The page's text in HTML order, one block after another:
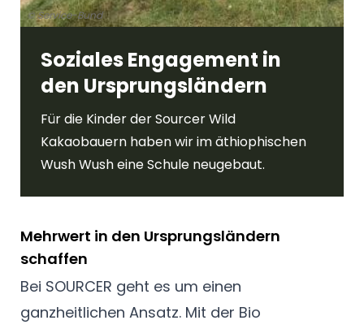
© Service-Bund
Soziales Engagement in
den Ursprungsländern
Für die Kinder der Sourcer Wild
Kakaobauern haben wir im äthiophischen
Wush Wush eine Schule neugebaut.
Mehrwert in den Ursprungsländern
schaffen
Bei SOURCER geht es um einen
ganzheitlichen Ansatz. Mit der Bio